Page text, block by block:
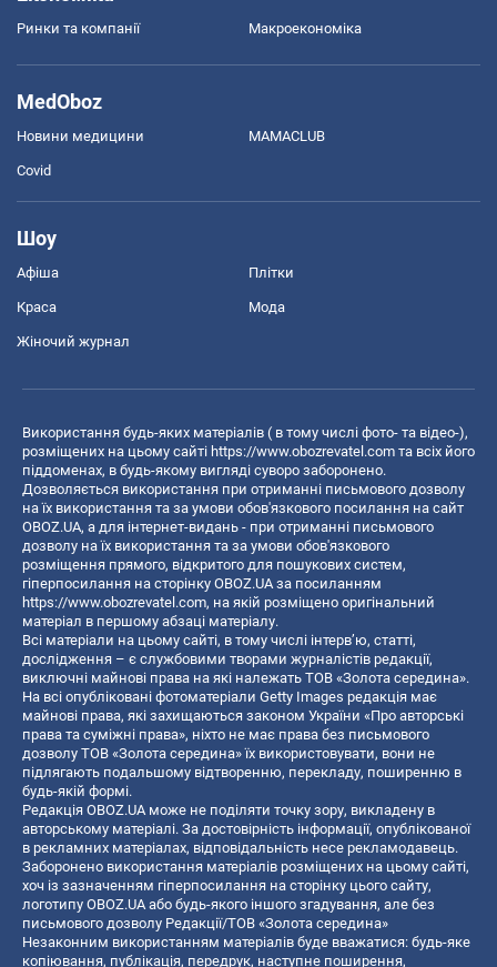
Ринки та компанії Макроекономіка
MedOboz
Новини медицини MAMACLUB
Covid
Шоу
Афіша Плітки
Краса Мода
Жіночий журнал
Використання будь-яких матеріалів ( в тому числі фото- та відео-),
розміщених на цьому сайті https://www.obozrevatel.com та всіх його
піддоменах, в будь-якому вигляді суворо заборонено.
Дозволяється використання при отриманні письмового дозволу
на їх використання та за умови обов'язкового посилання на сайт
OBOZ.UA, а для інтернет-видань - при отриманні письмового
дозволу на їх використання та за умови обов'язкового
розміщення прямого, відкритого для пошукових систем,
гіперпосилання на сторінку OBOZ.UA за посиланням
https://www.obozrevatel.com, на якій розміщено оригінальний
матеріал в першому абзаці матеріалу.
Всі матеріали на цьому сайті, в тому числі інтерв’ю, статті,
дослідження – є службовими творами журналістів редакції,
виключні майнові права на які належать ТОВ «Золота середина».
На всі опубліковані фотоматеріали Getty Images редакція має
майнові права, які захищаються законом України «Про авторські
права та суміжні права», ніхто не має права без письмового
дозволу ТОВ «Золота середина» їх використовувати, вони не
підлягають подальшому відтворенню, перекладу, поширенню в
будь-якій формі.
Редакція OBOZ.UA може не поділяти точку зору, викладену в
авторському матеріалі. За достовірність інформації, опублікованої
в рекламних матеріалах, відповідальність несе рекламодавець.
Заборонено використання матеріалів розміщених на цьому сайті,
хоч із зазначенням гіперпосилання на сторінку цього сайту,
логотипу OBOZ.UA або будь-якого іншого згадування, але без
письмового дозволу Редакції/ТОВ «Золота середина»
Незаконним використанням матеріалів буде вважатися: будь-яке
копiювання, публiкацiя, передрук, наступне поширення,